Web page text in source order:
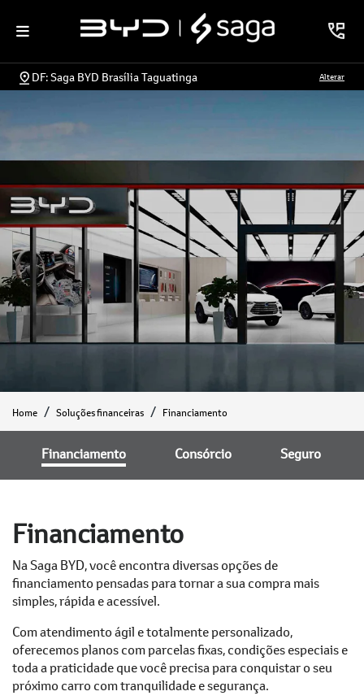
DF: Saga BYD Brasília Taguatinga Alterar
Home Soluções financeiras Financiamento
Consórcio
Financiamento Seguro
Financiamento
Na Saga BYD, você encontra diversas opções de
financiamento pensadas para tornar a sua compra mais
simples, rápida e acessível.
Com atendimento ágil e totalmente personalizado,
oferecemos planos com parcelas fixas, condições especiais e
toda a praticidade que você precisa para conquistar o seu
próximo carro com tranquilidade e segurança.